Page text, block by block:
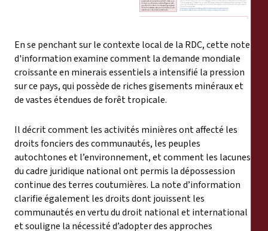
Legal Submissions
Declarations
Annual Reports
En se penchant sur le contexte local de la RDC, cette note
d'information examine comment la demande mondiale
croissante en minerais essentiels a intensifié la pression
sur ce pays, qui possède de riches gisements minéraux et
de vastes étendues de forêt tropicale.
Il décrit comment les activités minières ont affecté les
droits fonciers des communautés, les peuples
autochtones et l’environnement, et comment les lacunes
du cadre juridique national ont permis la dépossession
continue des terres coutumières. La note d’information
clarifie également les droits dont jouissent les
communautés en vertu du droit national et international
et souligne la nécessité d’adopter des approches